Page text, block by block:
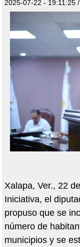
2025-07-22 - 19:11:25 /
Xalapa, Ver., 22
Iniciativa, el
propuso que se
número de
municipios y se